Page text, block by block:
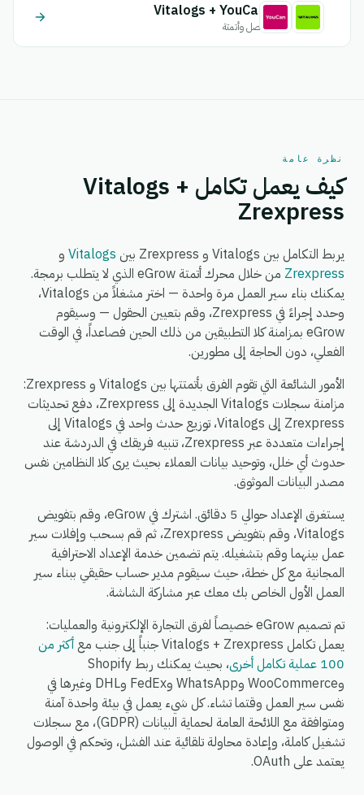
Vitalogs + YouCan
اتصل وأتمتة
نظرة عامة
كيف يعمل تكامل Vitalogs +
Zrexpress
يربط التكامل بين Vitalogs و Zrexpress بين Vitalogs و
Zrexpress
من خلال محرك أتمتة eGrow الذي لا يتطلب برمجة.
يمكنك بناء سير العمل مرة واحدة — اختر مشغلاً من Vitalogs،
وحدد إجراءً في Zrexpress، وقم بتعيين الحقول — وسيقوم
eGrow بمزامنة كلا التطبيقين من ذلك الحين فصاعداً، في الوقت
الفعلي، دون الحاجة إلى مطورين.
الأمور الشائعة التي تقوم الفرق بأتمتتها بين Vitalogs و Zrexpress:
مزامنة سجلات Vitalogs الجديدة إلى Zrexpress، دفع تحديثات
Zrexpress إلى Vitalogs، توزيع حدث واحد في Vitalogs إلى
إجراءات متعددة عبر Zrexpress، تنبيه فريقك في الدردشة عند
حدوث أي خلل، وتوحيد بيانات العملاء بحيث يرى كلا النظامين نفس
مصدر البيانات الموثوق.
يستغرق الإعداد حوالي 5 دقائق. اشترك في eGrow، وقم بتفويض
Vitalogs، وقم بتفويض Zrexpress، ثم قم بسحب وإفلات سير
عمل بينهما وقم بتشغيله. يتم تضمين خدمة الإعداد الاحترافية
المجانية مع كل خطة، حيث سيقوم مدير حساب حقيقي ببناء سير
العمل الأول الخاص بك معك عبر مشاركة الشاشة.
تم تصميم eGrow خصيصاً لفرق التجارة الإلكترونية والعمليات:
يعمل تكامل Vitalogs + Zrexpress جنباً إلى جنب مع
أكثر من
100 عملية تكامل أخرى
، بحيث يمكنك ربط Shopify
وWooCommerce وWhatsApp وFedEx وDHL وغيرها في
نفس سير العمل وقتما تشاء. كل شيء يعمل في بيئة واحدة آمنة
ومتوافقة مع اللائحة العامة لحماية البيانات (GDPR)، مع سجلات
تشغيل كاملة، وإعادة محاولة تلقائية عند الفشل، وتحكم في الوصول
يعتمد على OAuth.